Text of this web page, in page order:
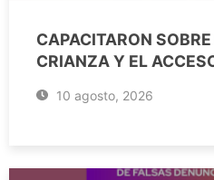
CAPACITARON
CRIANZA Y EL
10 agosto, 2026